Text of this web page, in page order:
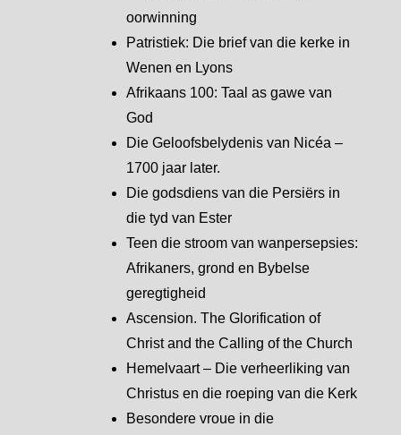
oorwinning
Patristiek: Die brief van die kerke in
Wenen en Lyons
Afrikaans 100: Taal as gawe van
God
Die Geloofsbelydenis van Nicéa –
1700 jaar later.
Die godsdiens van die Persiërs in
die tyd van Ester
Teen die stroom van wanpersepsies:
Afrikaners, grond en Bybelse
geregtigheid
Ascension. The Glorification of
Christ and the Calling of the Church
Hemelvaart – Die verheerliking van
Christus en die roeping van die Kerk
Besondere vroue in die